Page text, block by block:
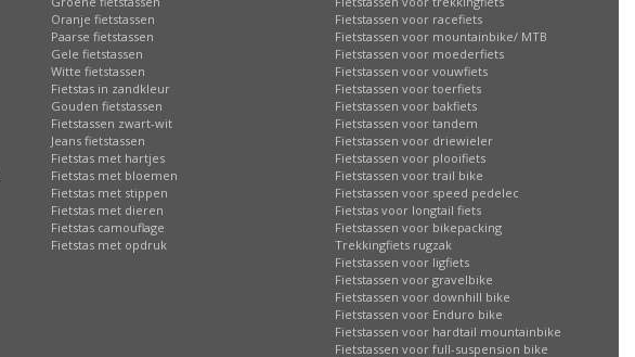
Oranje fietstassen
Paarse fietstassen
Gele fietstassen
Witte fietstassen
Fietstas in zandkleur
Gouden fietstassen
Fietstassen zwart-wit
Jeans fietstassen
Fietstas met hartjes
Fietstas met bloemen
Fietstas met stippen
Fietstas met dieren
Fietstas camouflage
Fietstas met opdruk
Fietstassen voor racefiets
Fietstassen voor mountainbike/ MTB
Fietstassen voor moederfiets
Fietstassen voor vouwfiets
Fietstassen voor toerfiets
Fietstassen voor bakfiets
Fietstassen voor tandem
Fietstassen voor driewieler
Fietstassen voor plooifiets
Fietstassen voor trail bike
Fietstassen voor speed pedelec
Fietstas voor longtail fiets
Fietstassen voor bikepacking
Trekkingfiets rugzak
Fietstassen voor ligfiets
Fietstassen voor gravelbike
Fietstassen voor downhill bike
Fietstassen voor Enduro bike
Fietstassen voor hardtail mountainbike
Fietstassen voor full-suspension bike